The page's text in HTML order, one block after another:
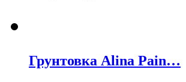
Грунтовка Alina Pain…